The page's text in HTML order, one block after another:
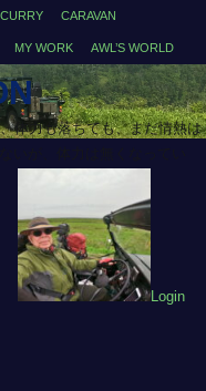
CARAVAN
MY WORK AWL’S WORLD
体力も落ちても、まだ情熱は
Login